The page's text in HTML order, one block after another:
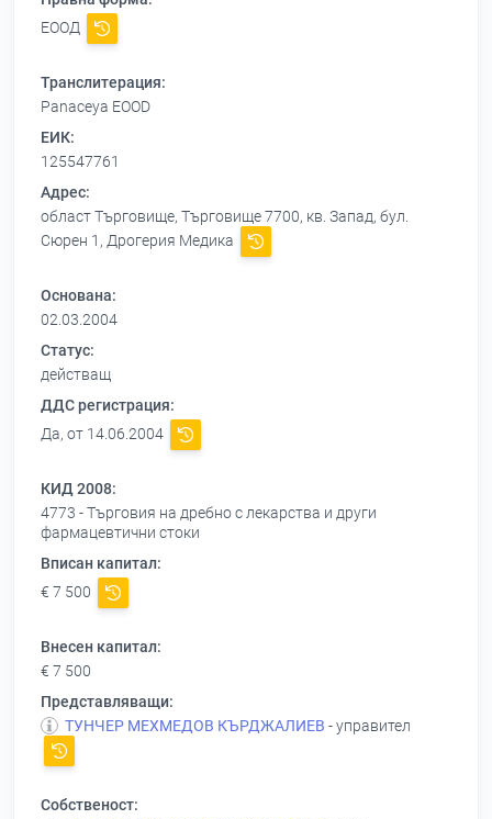
ЕООД
Транслитерация:
Panaceya EOOD
ЕИК:
125547761
Адрес:
област Търговище, Търговище 7700, кв. Запад, бул.
Сюрен 1, Дрогерия Медика
Основана:
02.03.2004
Статус:
действащ
ДДС регистрация:
Да, от 14.06.2004
КИД 2008:
4773 - Търговия на дребно с лекарства и други
фармацевтични стоки
Вписан капитал:
€ 7 500
Внесен капитал:
€ 7 500
Представляващи:
ТУНЧЕР МЕХМЕДОВ КЪРДЖАЛИЕВ - управител
Собственост: